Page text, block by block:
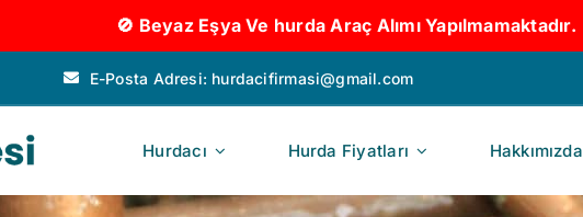
🚫 Beyaz Eşya Ve hurda Araç Alımı Yapılmamaktadır.
E-Posta Adresi: hurdacifirmasi@gmail.com
Hurdacı Hurda Fiyatları Hakkımızda